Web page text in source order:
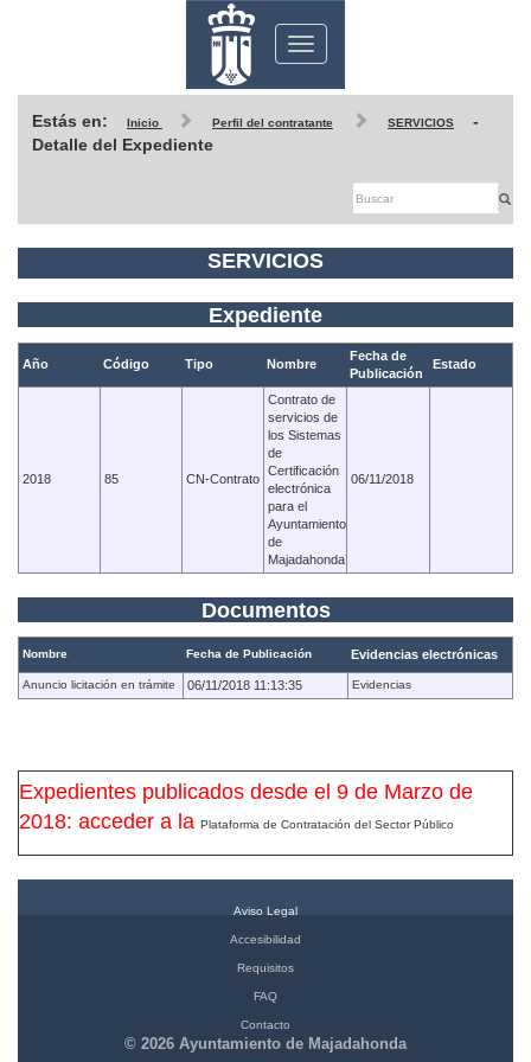
Toggle
navigation
Estás en: Inicio Perfil del contratante SERVICIOS
-
Detalle del Expediente
SERVICIOS
Expediente
Año Código Tipo Nombre
Fecha de
Publicación
Estado
2018 85 CN-Contrato
Contrato de
servicios de
los Sistemas
de
Certificación
electrónica
para el
Ayuntamiento
de
Majadahonda
06/11/2018
Documentos
Nombre Fecha de Publicación Evidencias electrónicas
Anuncio licitación en trámite 06/11/2018 11:13:35 Evidencias
Expedientes publicados desde el 9 de Marzo de
2018: acceder a la Plataforma de Contratación del Sector Público
Aviso Legal
Accesibilidad
Requisitos
FAQ
Contacto
© 2026 Ayuntamiento de Majadahonda